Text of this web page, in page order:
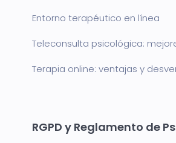
Entorno terapéutico en línea
Teleconsulta psicológica:
Terapia online: ventajas y
RGPD y Reglamento de